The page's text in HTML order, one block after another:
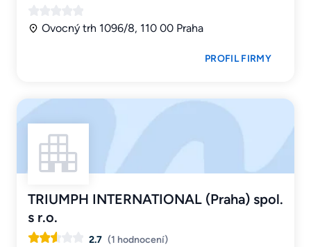
Ovocný trh 1096/8, 110 00 Praha
PROFIL FIRMY
TRIUMPH INTERNATIONAL (Praha) spol.
s r.o.
2.7 (1 hodnocení)